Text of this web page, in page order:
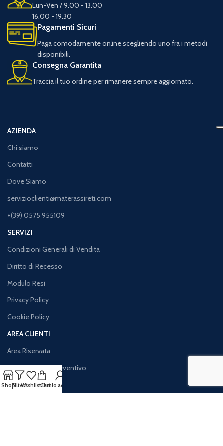
Lun-Ven / 9.00 - 13.00
16.00 - 19.30
Pagamenti Sicuri
Paga comodamente online scegliendo uno fra i metodi
disponibili.
Consegna Garantita
Traccia il tuo ordine per rimanere sempre aggiornato.
AZIENDA
Chi siamo
Contatti
Dove Siamo
servizioclienti@materassireti.com
+(39) 0575 955109
SERVIZI
Condizioni Generali di Vendita
Diritto di Recesso
Modulo Resi
Privacy Policy
Cookie Policy
AREA CLIENTI
Area Riservata
Contattaci per Preventivo
Resi e Rimborsi
ShopFiltersWishlistCart
Il mio account